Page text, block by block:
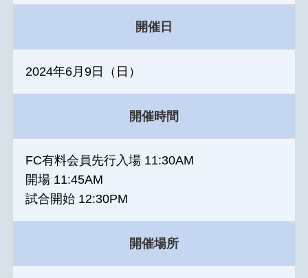
開催日
2024年6月9日（日）
開催時間
FC有料会員先行入場 11:30AM
開場 11:45AM
試合開始 12:30PM
開催場所